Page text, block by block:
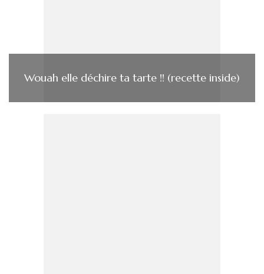
Wouah elle déchire ta tarte !! (recette inside)